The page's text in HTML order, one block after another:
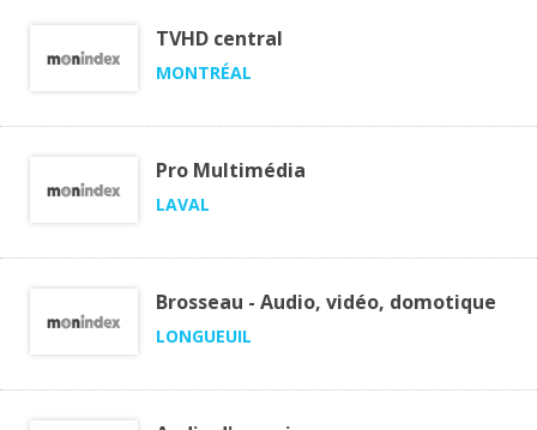
TVHD central
MONTRÉAL
Pro Multimédia
LAVAL
Brosseau - Audio, vidéo, domotique
LONGUEUIL